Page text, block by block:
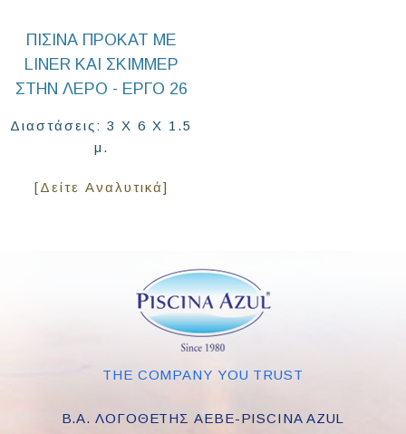
ΠΙΣΊΝΑ ΠΡΟΚΑΤ ΜΕ
LINER ΚΑΙ ΣΚΙΜΜΕΡ
ΣΤΗΝ ΛΈΡΟ - ΕΡΓΟ 26
Διαστάσεις: 3 Χ 6 Χ 1.5
μ.
[Δείτε Αναλυτικά]
THE COMPANY YOU TRUST
Β.Α. ΛΟΓΟΘΕΤΗΣ ΑΕΒΕ-PISCINA AZUL